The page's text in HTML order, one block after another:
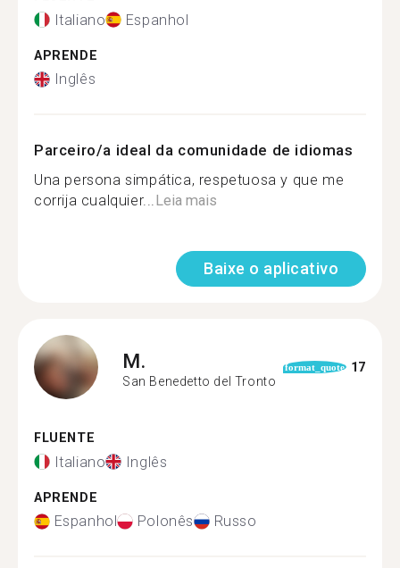
Italiano Espanhol
APRENDE
Inglês
Parceiro/a ideal da comunidade de idiomas
Una persona simpática, respetuosa y que me
corrija cualquier...Leia mais
Baixe o aplicativo
M.
San Benedetto del Tronto
format_quote 17
FLUENTE
Italiano Inglês
APRENDE
Espanhol Polonês Russo